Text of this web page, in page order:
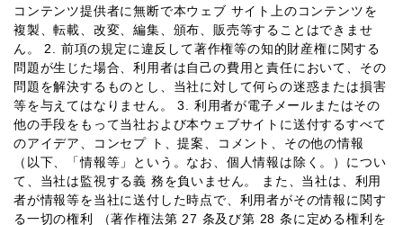
コンテンツ提供者に無断で本ウェブ サイト上のコンテンツを
複製、転載、改変、編集、頒布、販売等することはできませ
ん。 2. 前項の規定に違反して著作権等の知的財産権に関する
問題が⽣じた場合、利⽤者は⾃⼰の費⽤と責任において、その
問題を解決するものとし、当社に対して何らの迷惑または損害
等を与えてはなりません。 3. 利⽤者が電⼦メールまたはその
他の⼿段をもって当社および本ウェブサイトに送付するすべて
のアイデア、コンセプ ト、提案、コメント、その他の情報
（以下、「情報等」という。なお、個⼈情報は除く。）につい
て、当社は監視する義 務を負いません。 また、当社は、利⽤
者が情報等を当社に送付した時点で、利⽤者がその情報に関す
る⼀切の権利 （著作権法第 27 条及び第 28 条に定める権利を